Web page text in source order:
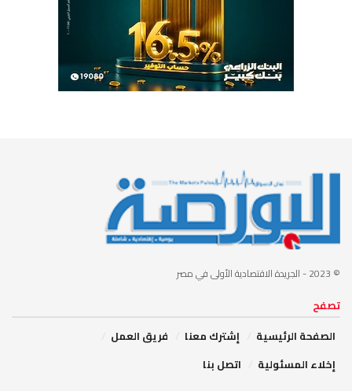
© 2023 - الجريدة الاقتصادية الأولى في مصر
تصفح
الصفحة الرئيسية
إشترك معنا
فريق العمل
إخلاء المسئولية
اتصل بنا